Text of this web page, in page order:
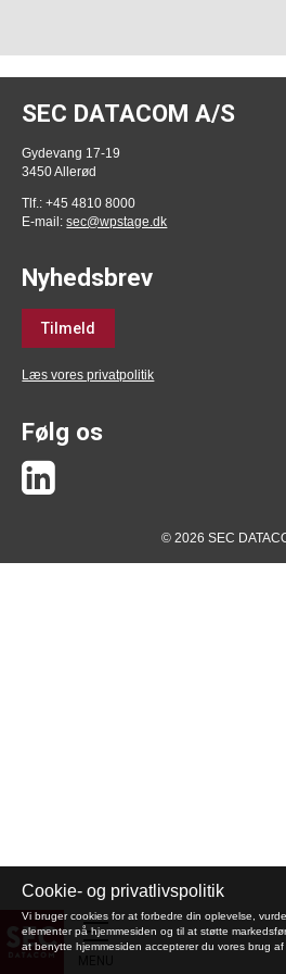
SEC DATACOM A/S
Gydevang 17-19
3450 Allerød
Tlf.: +45 4810 8000
E-mail:sec@wpstage.dk
Nyhedsbrev
Tilmeld
Læs vores privatpolitik
Følg os
© 2026 SEC
Cookie- og privatlivspolitik
Vi bruger cookies for at forbedre din oplevelse,
elementer på hjemmesiden og til at støtte
at benytte hjemmesiden accepterer du vores brug af